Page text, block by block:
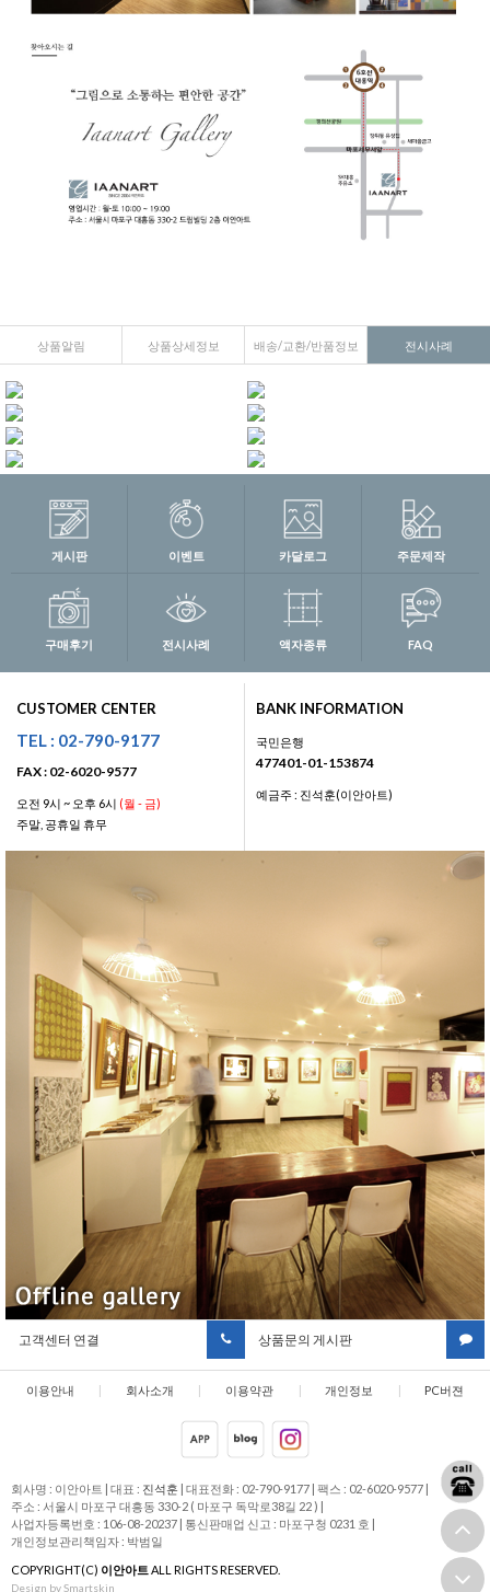
상품알림 상품상세정보 배송/교환/반품정보 전시사례
게시판 이벤트 카달로그 주문제작
구매후기 전시사례 액자종류 FAQ
CUSTOMER CENTER
TEL : 02-790-9177
FAX : 02-6020-9577
오전 9시 ~ 오후 6시 (월 - 금)
주말, 공휴일 휴무
BANK INFORMATION
국민은행
477401-01-153874
예금주 : 진석훈(이안아트)
고객센터 연결 상품문의 게시판
이용안내 회사소개 이용약관 개인정보 PC버젼
회사명 : 이안아트 대표 : 진석훈 대표전화 : 02-790-9177 팩스 : 02-6020-9577
주소 : 서울시 마포구 대흥동 330-2 ( 마포구 독막로38길 22 )
사업자등록번호 : 106-08-20237
통신판매업 신고 : 마포구청 0231 호
개인정보관리책임자 : 박범일
COPYRIGHT(C) 이안아트 ALL RIGHTS RESERVED.